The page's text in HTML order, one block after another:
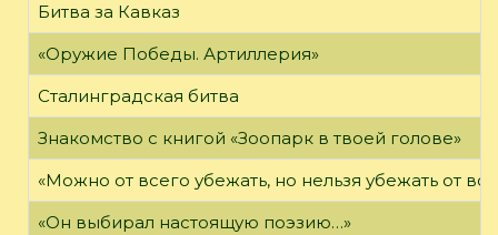
Битва за Кавказ
«Оружие Победы. Артиллерия»
Сталинградская битва
Знакомство с книгой «Зоопарк в твоей голове»
«Можно от всего убежать, но нельзя убежать от
«Он выбирал настоящую поэзию…»